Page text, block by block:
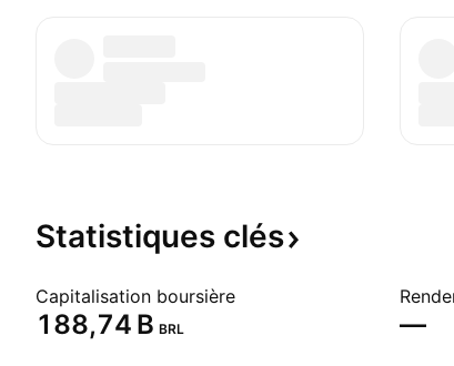
Statistiques clés
Capitalisation boursière
‪188,74 B‬ BRL —